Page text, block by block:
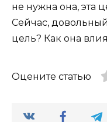
не нужна она, эта
Сейчас, довольный
цель? Как она
Оцените статью